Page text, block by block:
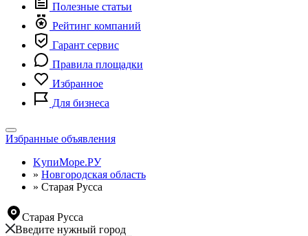
Полезные статьи
Рейтинг компаний
Гарант сервис
Правила площадки
Избранное
Для бизнеса
Toggle
navigation
Избранные объявления
KупиМоре.РУ
» Новгородская область
» Старая Русса
Старая Русса
Введите нужный город